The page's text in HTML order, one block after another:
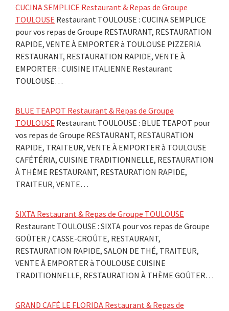
CUCINA SEMPLICE Restaurant & Repas de Groupe
TOULOUSE Restaurant TOULOUSE : CUCINA SEMPLICE
pour vos repas de Groupe RESTAURANT, RESTAURATION
RAPIDE, VENTE À EMPORTER à TOULOUSE PIZZERIA
RESTAURANT, RESTAURATION RAPIDE, VENTE À
EMPORTER : CUISINE ITALIENNE Restaurant
TOULOUSE…
BLUE TEAPOT Restaurant & Repas de Groupe
TOULOUSE Restaurant TOULOUSE : BLUE TEAPOT pour
vos repas de Groupe RESTAURANT, RESTAURATION
RAPIDE, TRAITEUR, VENTE À EMPORTER à TOULOUSE
CAFÉTÉRIA, CUISINE TRADITIONNELLE, RESTAURATION
À THÈME RESTAURANT, RESTAURATION RAPIDE,
TRAITEUR, VENTE…
SIXTA Restaurant & Repas de Groupe TOULOUSE
Restaurant TOULOUSE : SIXTA pour vos repas de Groupe
GOÛTER / CASSE-CROÛTE, RESTAURANT,
RESTAURATION RAPIDE, SALON DE THÉ, TRAITEUR,
VENTE À EMPORTER à TOULOUSE CUISINE
TRADITIONNELLE, RESTAURATION À THÈME GOÛTER…
GRAND CAFÉ LE FLORIDA Restaurant & Repas de